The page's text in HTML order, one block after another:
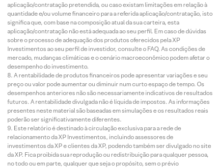
aplicação/contratação pretendida, ou caso existam limitações em relação à
quantidade e/ou volume financeiro para a referida aplicação/contratação, isto
significa que, com base na composição atual da sua carteira, esta
aplicação/contratação não está adequada ao seu perfil. Em caso de dúvidas
sobre o processo de adequação dos produtos oferecidos pela XP
Investimentos ao seu perfil de investidor, consulte o FAQ. As condições de
mercado, mudanças climáticas e o cenário macroeconômico podem afetar o
desempenho do investimento.
A rentabilidade de produtos financeiros pode apresentar variações e seu
preço ou valor pode aumentar ou diminuir num curto espaço de tempo. Os
desempenhos anteriores não são necessariamente indicativos de resultados
futuros. A rentabilidade divulgada não é líquida de impostos. As informações
presentes neste material são baseadas em simulações e os resultados reais
poderão ser significativamente diferentes.
Este relatório é destinado à circulação exclusiva para a rede de
relacionamento da XP Investimentos, incluindo assessores de
investimentos da XP e clientes da XP, podendo também ser divulgado no site
da XP. Fica proibida sua reprodução ou redistribuição para qualquer pessoa,
no todo ou em parte, qualquer que seja o propósito, sem o prévio